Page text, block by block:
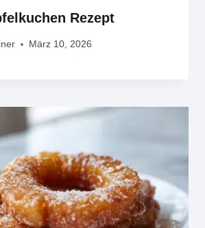
Rezept
März 10, 2026